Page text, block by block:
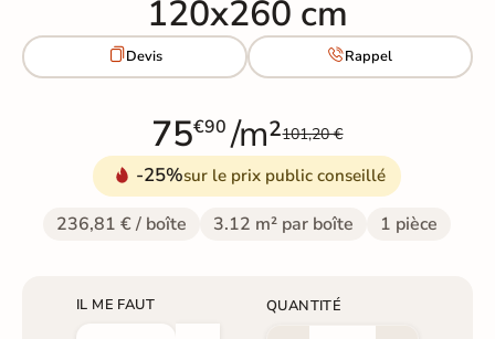
120x260 cm
Devis Rappel
75€90 /m²101,20 €
-25%sur le prix public conseillé
236,81 € / boîte 3.12 m² par boîte 1 pièce
IL ME FAUT QUANTITÉ